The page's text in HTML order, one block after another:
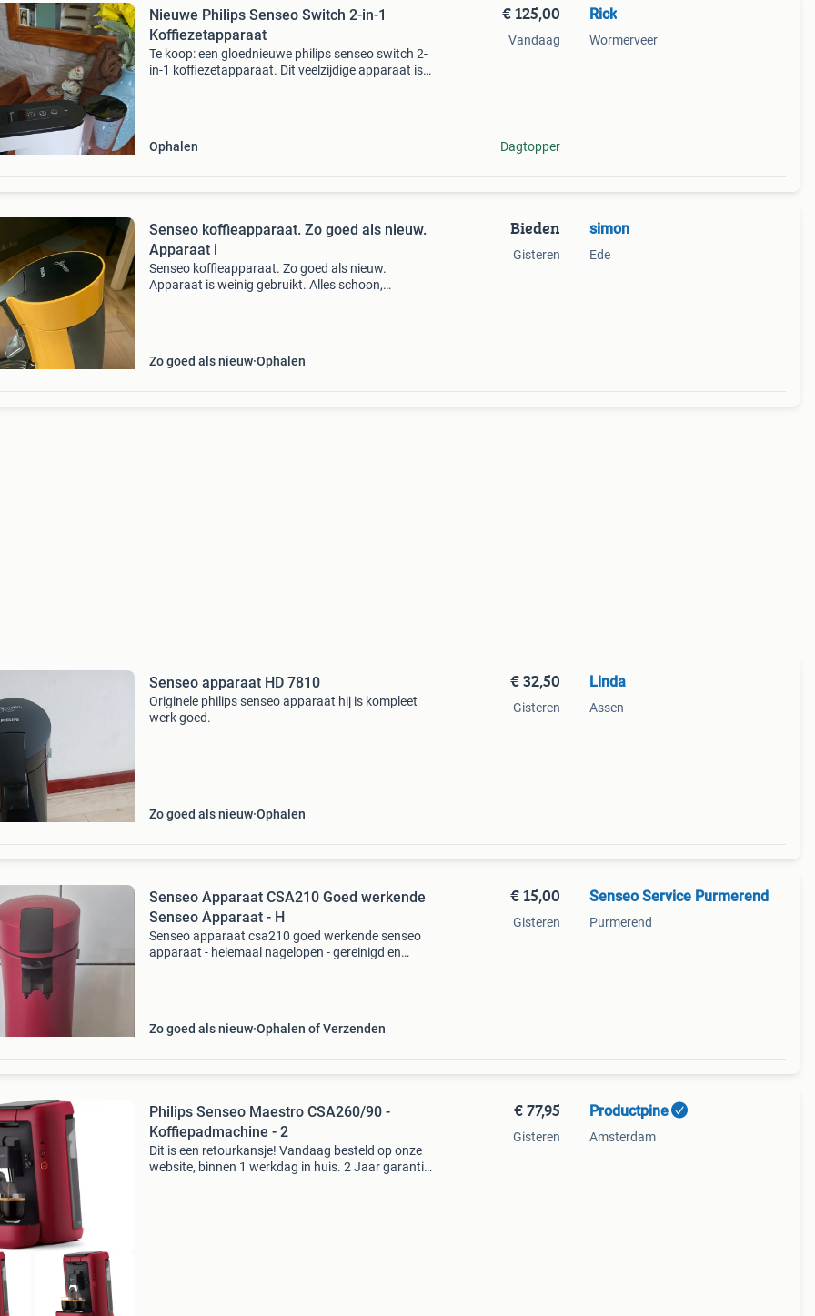
Nieuwe Philips Senseo Switch 2-in-1
Koffiezetapparaat
Te koop: een gloednieuwe philips senseo switch 2-
in-1 koffiezetapparaat. Dit veelzijdige apparaat is
Ophalen
€ 125,00
Vandaag
Dagtopper
Rick
Wormerveer
Senseo koffieapparaat. Zo goed als nieuw.
Apparaat i
Senseo koffieapparaat. Zo goed als nieuw.
Apparaat is weinig gebruikt. Alles schoon,
Zo goed als nieuw Ophalen
Bieden
Gisteren
simon
Ede
Senseo apparaat HD 7810
Originele philips senseo apparaat hij is kompleet
werk goed.
Zo goed als nieuw Ophalen
€ 32,50
Gisteren
Linda
Assen
Senseo Apparaat CSA210 Goed werkende
Senseo Apparaat - H
Senseo apparaat csa210 goed werkende senseo
apparaat - helemaal nagelopen - gereinigd en
Zo goed als nieuw Ophalen of Verzenden
€ 15,00
Gisteren
Senseo Service Purmerend
Purmerend
Philips Senseo Maestro CSA260/90 -
Koffiepadmachine - 2
Dit is een retourkansje! Vandaag besteld op onze
website, binnen 1 werkdag in huis. 2 Jaar garantie.
€ 77,95
Gisteren
Productpine
Amsterdam